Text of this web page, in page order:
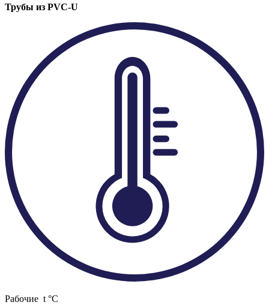
Трубы из PVC-U
Рабочие t °C